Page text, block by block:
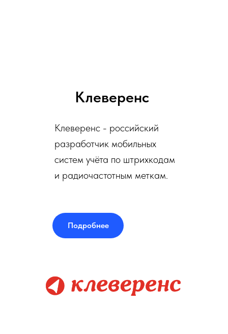
Клеверенс
Клеверенс - российский
разработчик мобильных
систем учёта по штрихкодам
и радиочастотным меткам.
Подробнее